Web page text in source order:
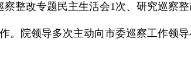
整改专题民主生活会1次、研究巡察
。院领导多次主动向市委巡察工作领